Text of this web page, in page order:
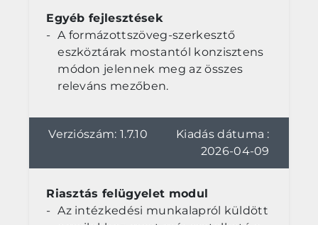
Egyéb fejlesztések
A formázottszöveg-szerkesztő
eszköztárak mostantól konzisztens
módon jelennek meg az összes
releváns mezőben.
Verziószám: 1.7.10
Kiadás dátuma :
2026-04-09
Riasztás felügyelet modul
Az intézkedési munkalapról küldött